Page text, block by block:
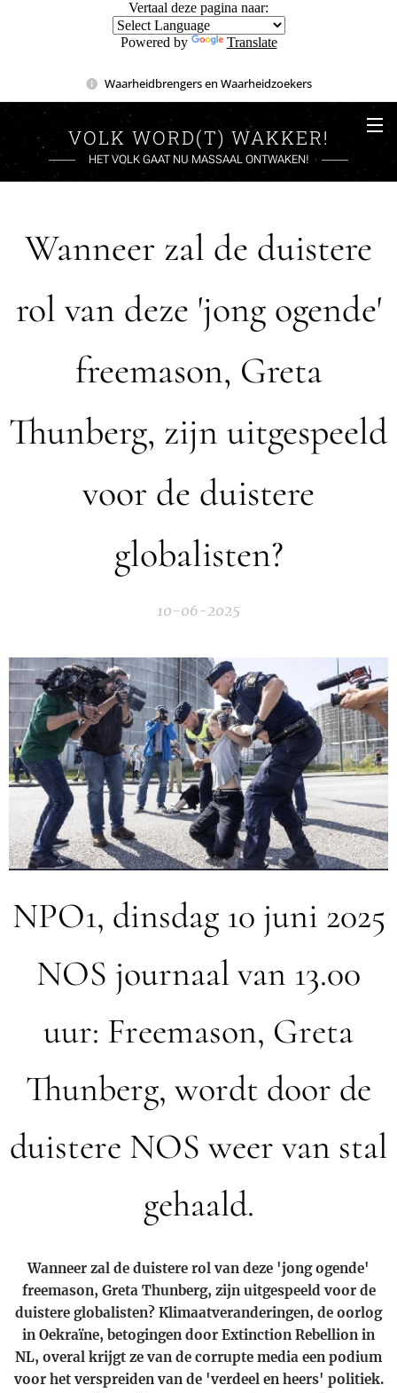
Vertaal deze pagina naar:
Powered by Translate
Waarheidbrengers en Waarheidzoekers
VOLK WORD(T) WAKKER!
HET VOLK GAAT NU MASSAAL ONTWAKEN!
Wanneer zal de duistere
rol van deze 'jong ogende'
freemason, Greta
Thunberg, zijn uitgespeeld
voor de duistere
globalisten?
10-06-2025
NPO1, dinsdag 10 juni 2025
NOS journaal van 13.00
uur: Freemason, Greta
Thunberg, wordt door de
duistere NOS weer van stal
gehaald.
Wanneer zal de duistere rol van deze 'jong ogende'
freemason, Greta Thunberg, zijn uitgespeeld voor de
duistere globalisten? Klimaatveranderingen, de oorlog
in Oekraïne, betogingen door Extinction Rebellion in
NL, overal krijgt ze van de corrupte media een podium
voor het verspreiden van de 'verdeel en heers' politiek.